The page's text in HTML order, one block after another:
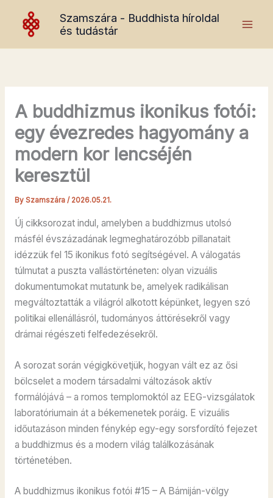
content
Szamszára - Buddhista híroldal
és tudástár
A buddhizmus ikonikus fotói:
egy évezredes hagyomány a
modern kor lencséjén
keresztül
By Szamszára / 2026.05.21.
Új cikksorozat indul, amelyben a buddhizmus utolsó
másfél évszázadának legmeghatározóbb pillanatait
idézzük fel 15 ikonikus fotó segítségével. A válogatás
túlmutat a puszta vallástörténeten: olyan vizuális
dokumentumokat mutatunk be, amelyek radikálisan
megváltoztatták a világról alkotott képünket, legyen szó
politikai ellenállásról, tudományos áttörésekről vagy
drámai régészeti felfedezésekről.
A sorozat során végigkövetjük, hogyan vált ez az ősi
bölcselet a modern társadalmi változások aktív
formálójává – a romos templomoktól az EEG-vizsgálatok
laboratóriumain át a békemenetek poráig. E vizuális
időutazáson minden fénykép egy-egy sorsfordító fejezet
a buddhizmus és a modern világ találkozásának
történetében.
A buddhizmus ikonikus fotói #15 – A Bámiján-völgy